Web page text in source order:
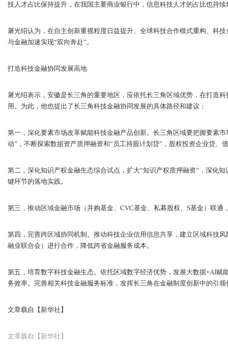
技人才占比保持提升，在我国主要商业银行中，信息科技人才的占比也持续
屠光绍认为，在自主创新重视程度日益提升、全球科技合作模式重构、科
与金融加速实现“双向奔赴”。
打造科技金融协同发展高地
屠光绍表示，安徽是长三角的重要地区，应依托长三角区域优势，在打造
用。为此，他也提出了长三角科技金融协同发展的具体路径和建议：
第一，深化要素市场改革赋能科技金融产品创新。长三角区域要把握要素
动”，不断探索数据资产质押融资和“员工持股计划贷”，股权投资企业贷、
第二，深化知识产权金融生态综合试点，扩大“知识产权质押融资”，深化
键环节的落地实践。
第三，推动区域金融市场（并购基金、CVC基金、私募股权、S基金）联通
第四，完善跨区域协同机制。推动科技企业信用信息共享，建立区域科技
融业联合会）进行合作，降低跨省金融服务成本。
第五，培育数字科技金融生态。依托区域数字经济优势，发展大数据+AI赋
务效率。完善相关科技金融服务标准，发挥长三角在金融制度创新中的引领
文章载自【新华社】
文章载自【新华社】